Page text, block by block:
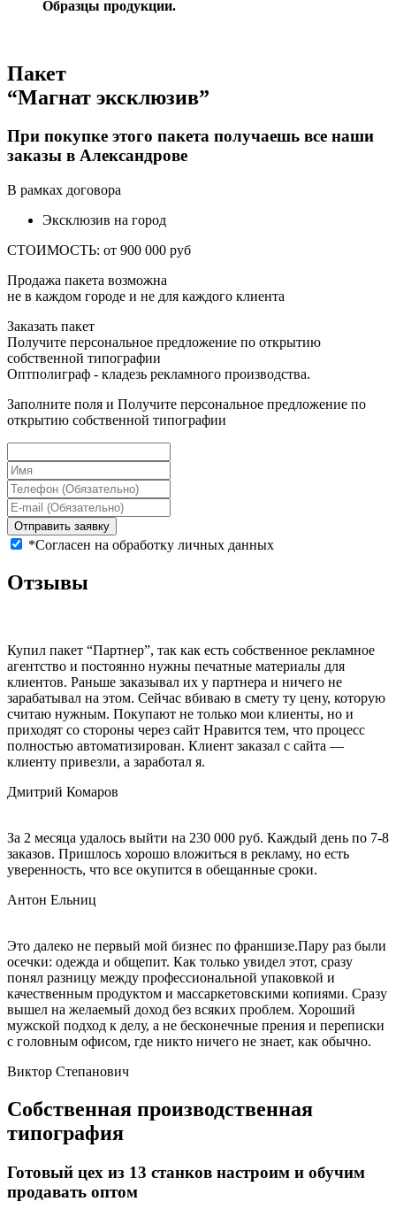
Образцы продукции.
Пакет
“Магнат эксклюзив”
При покупке этого пакета получаешь все наши
заказы в Александрове
В рамках договора
Эксклюзив на город
СТОИМОСТЬ: от 900 000 руб
Продажа пакета возможна
не в каждом городе и не для каждого клиента
Заказать пакет
Получите персональное предложение по открытию
собственной типографии
Оптполиграф - кладезь рекламного производства.
Заполните поля и Получите персональное предложение по
открытию собственной типографии
Отправить заявку
*Согласен на обработку личных данных
Отзывы
Купил пакет “Партнер”, так как есть собственное рекламное
агентство и постоянно нужны печатные материалы для
клиентов. Раньше заказывал их у партнера и ничего не
зарабатывал на этом. Сейчас вбиваю в смету ту цену, которую
считаю нужным. Покупают не только мои клиенты, но и
приходят со стороны через сайт Нравится тем, что процесс
полностью автоматизирован. Клиент заказал с сайта —
клиенту привезли, а заработал я.
Дмитрий Комаров
За 2 месяца удалось выйти на 230 000 руб. Каждый день по 7-8
заказов. Пришлось хорошо вложиться в рекламу, но есть
уверенность, что все окупится в обещанные сроки.
Антон Ельниц
Это далеко не первый мой бизнес по франшизе.Пару раз были
осечки: одежда и общепит. Как только увидел этот, сразу
понял разницу между профессиональной упаковкой и
качественным продуктом и массаркетовскими копиями. Сразу
вышел на желаемый доход без всяких проблем. Хороший
мужской подход к делу, а не бесконечные прения и переписки
с головным офисом, где никто ничего не знает, как обычно.
Виктор Степанович
Собственная производственная
типография
Готовый цех из 13 станков настроим и обучим
продавать оптом